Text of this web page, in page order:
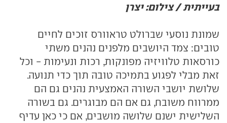
בעייתית / צילום: יצרן
שמונת נוסעי שברולט טראוורס זוכים לחיים
טובים: צמד היושבים מלפנים נהנים משתי
כורסאות טלוויזיה מפונקות, רכות ונעימות - וכל
זאת מבלי לפגוע בתמיכה טובה תוך כדי תנועה.
שלושת יושבי השורה האמצעית נהנים גם הם
ממרווח משובח, גם אם הם מבוגרים. גם בשורה
השלישית ישנם שלושה מושבים, אם כי כאן עדיף